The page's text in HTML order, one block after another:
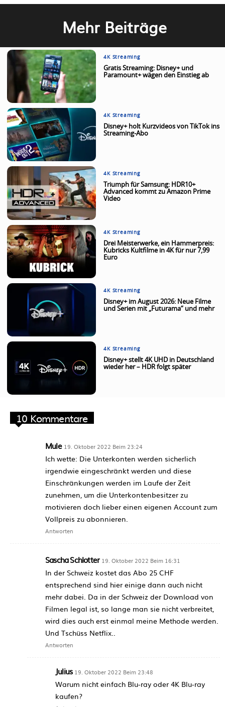
Mehr Beiträge
4K Streaming
Gratis Streaming: Disney+ und
Paramount+ wägen den Einstieg ab
4K Streaming
Disney+ holt Kurzvideos von TikTok ins
Streaming-Abo
4K Streaming
Triumph für Samsung: HDR10+
Advanced kommt zu Amazon Prime
Video
4K Streaming
Drei Meisterwerke, ein Hammerpreis:
Kubricks Kultfilme in 4K für nur 7,99
Euro
4K Streaming
Disney+ im August 2026: Neue Filme
und Serien mit „Futurama“ und mehr
4K Streaming
Disney+ stellt 4K UHD in Deutschland
wieder her – HDR folgt später
10 Kommentare
Mule 19. Oktober 2022 Beim 23:24
Ich wette: Die Unterkonten werden sicherlich
irgendwie eingeschränkt werden und diese
Einschränkungen werden im Laufe der Zeit
zunehmen, um die Unterkontenbesitzer zu
motivieren doch lieber einen eigenen Account zum
Vollpreis zu abonnieren.
Antworten
Sascha Schlotter 19. Oktober 2022 Beim 16:31
In der Schweiz kostet das Abo 25 CHF
entsprechend sind hier einige dann auch nicht
mehr dabei. Da in der Schweiz der Download von
Filmen legal ist, so lange man sie nicht verbreitet,
wird dies auch erst einmal meine Methode werden.
Und Tschüss Netflix..
Antworten
Julius 19. Oktober 2022 Beim 23:48
Warum nicht einfach Blu-ray oder 4K Blu-ray
kaufen?